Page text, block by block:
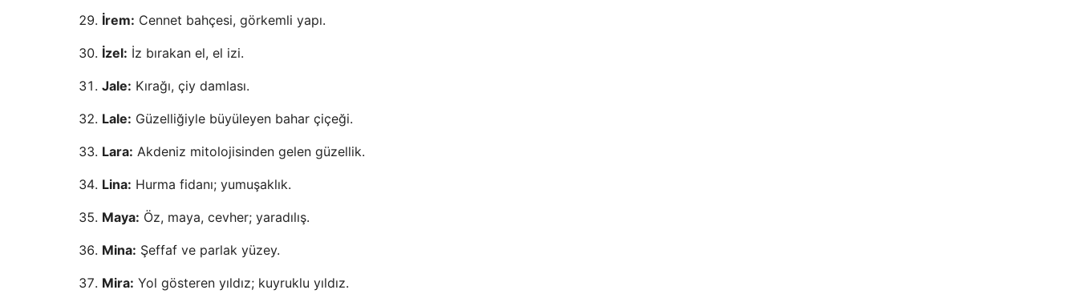
İrem: Cennet bahçesi, görkemli yapı.
İzel: İz bırakan el, el izi.
Jale: Kırağı, çiy damlası.
Lale: Güzelliğiyle büyüleyen bahar çiçeği.
Lara: Akdeniz mitolojisinden gelen güzellik.
Lina: Hurma fidanı; yumuşaklık.
Maya: Öz, maya, cevher; yaradılış.
Mina: Şeffaf ve parlak yüzey.
Mira: Yol gösteren yıldız; kuyruklu yıldız.